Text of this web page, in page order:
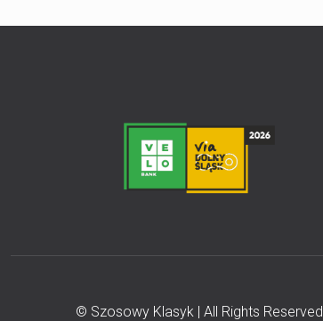
© Szosowy Klasyk | All Rights Reserved